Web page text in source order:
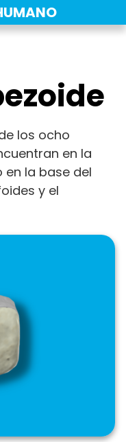
los ocho
en la
en la base del
y el